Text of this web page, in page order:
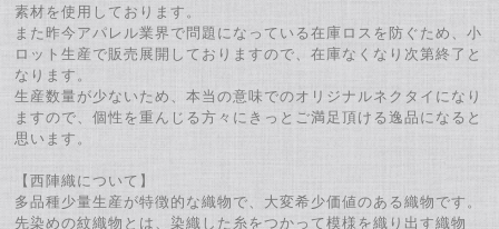
素材を使用しております。
また昨今アパレル業界で問題になっている在庫ロスを防ぐため、小
ロット生産で販売展開しておりますので、在庫なくなり次第終了と
なります。
生産数量が少ないため、本当の意味でのオリジナルネクタイになり
ますので、個性を重んじる方々にきっとご満足頂ける逸品になると
思います。
【西陣織について】
多品種少量生産が特徴的な織物で、大変希少価値のある織物です。
先染めの紋織物とは、染織した糸をつかって模様を織り出す織物